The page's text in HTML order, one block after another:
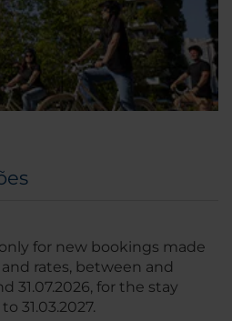
for new bookings made
rates, between and
31.07.2026, for the stay
31.03.2027.